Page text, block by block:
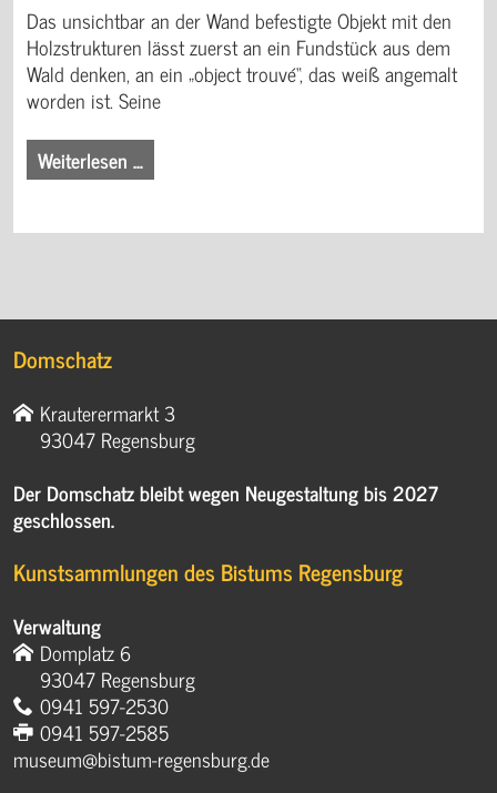
Das unsichtbar an der Wand befestigte Objekt mit den
Holzstrukturen lässt zuerst an ein Fundstück aus dem
Wald denken, an ein „object trouvé“, das weiß angemalt
worden ist. Seine
Weiterlesen …
Domschatz
Krauterermarkt 3
93047 Regensburg
Der Domschatz bleibt wegen Neugestaltung bis 2027
geschlossen.
Kunstsammlungen des Bistums Regensburg
Verwaltung
Domplatz 6
93047 Regensburg
0941 597-2530
0941 597-2585
museum@bistum-regensburg.de